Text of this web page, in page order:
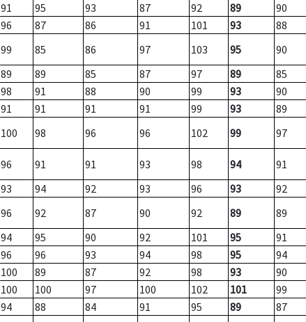
91 95 93 87 92 89
90
96 87 86 91 101 93
88
99 85 86 97 103 95
90
89 89 85 87 97 89
85
98 91 88 90 99 93
90
91 91 91 91 99 93
89
100 98 96 96 102 99 97
96 91 91 93 98 94
91
93 94 92 93 96 93
92
96 92 87 90 92 89
89
94 95 90 92 101 95
91
96 96 93 94 98 95
94
100 89 87 92 98 93
90
100 100 97 100 102 101
99
94 88 84 91 95 89
87